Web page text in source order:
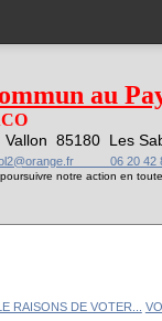
ommun au
Vallon 85180 Les
06 20 42
notre action en
RAISONS DE VOTER...